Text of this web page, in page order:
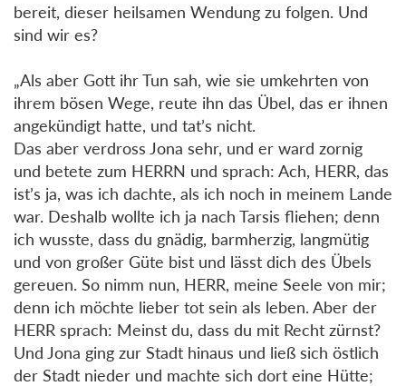
bereit, dieser heilsamen Wendung zu folgen. Und
sind wir es?
„Als aber Gott ihr Tun sah, wie sie umkehrten von
ihrem bösen Wege, reute ihn das Übel, das er ihnen
angekündigt hatte, und tat’s nicht.
Das aber verdross Jona sehr, und er ward zornig
und betete zum HERRN und sprach: Ach, HERR, das
ist’s ja, was ich dachte, als ich noch in meinem Lande
war. Deshalb wollte ich ja nach Tarsis fliehen; denn
ich wusste, dass du gnädig, barmherzig, langmütig
und von großer Güte bist und lässt dich des Übels
gereuen. So nimm nun, HERR, meine Seele von mir;
denn ich möchte lieber tot sein als leben. Aber der
HERR sprach: Meinst du, dass du mit Recht zürnst?
Und Jona ging zur Stadt hinaus und ließ sich östlich
der Stadt nieder und machte sich dort eine Hütte;